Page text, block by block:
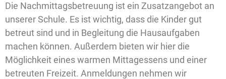
Die Nachmittagsbetreuung ist ein Zusatzangebot an
unserer Schule. Es ist wichtig, dass die Kinder gut
betreut sind und in Begleitung die Hausaufgaben
machen können. Außerdem bieten wir hier die
Möglichkeit eines warmen Mittagessens und einer
betreuten Freizeit. Anmeldungen nehmen wir